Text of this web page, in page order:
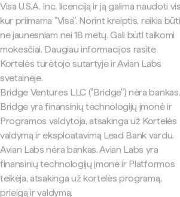
Visa U.S.A. Inc. licenciją ir ją galima naudoti
kur priimama "Visa". Norint kreiptis, reikia būti
ne jaunesniam nei 18 metų. Gali būti taikomi
mokesčiai. Daugiau informacijos rasite
Kortelės turėtojo sutartyje ir Avian Labs
svetainėje.
Bridge Ventures LLC ("Bridge") nėra bankas.
Bridge yra finansinių technologijų įmonė ir
Programos valdytoja, atsakinga už Kortelės
valdymą ir eksploatavimą Lead Bank vardu.
Avian Labs nėra bankas. Avian Labs yra
finansinių technologijų įmonė ir Platformos
teikėja, atsakinga už kortelės programą,
prieigą ir valdymą.